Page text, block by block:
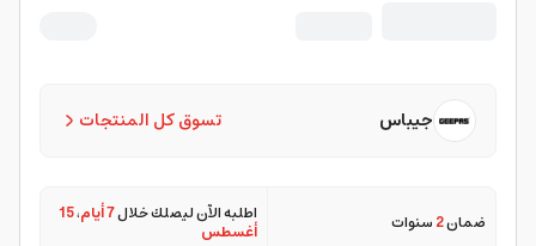
تسوق كل المنتجات جيباس
ضمان2سنوات اطلبه الآن ليصلك خلال7 أيام ،15
أغسطس